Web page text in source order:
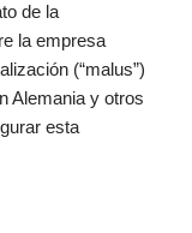
de la
la empresa
(“malus”)
Alemania y otros
esta